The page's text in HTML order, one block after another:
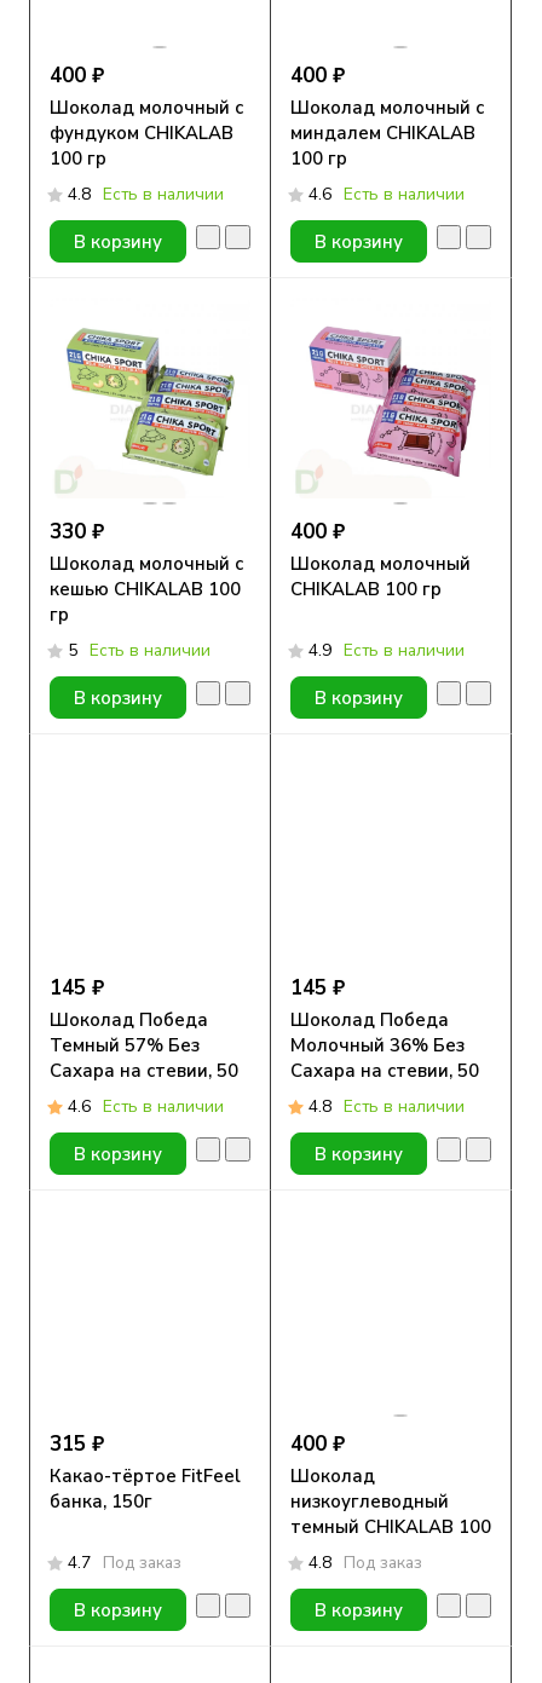
400 ₽
Шоколад молочный с
фундуком CHIKALAB
100 гр
4.8 Есть в наличии
В корзину
400 ₽
Шоколад молочный с
миндалем CHIKALAB
100 гр
4.6 Есть в наличии
В корзину
330 ₽
Шоколад молочный с
кешью CHIKALAB 100
гр
5 Есть в наличии
В корзину
400 ₽
Шоколад молочный
CHIKALAB 100 гр
4.9 Есть в наличии
В корзину
145 ₽
Шоколад Победа
Темный 57% Без
Сахара на стевии, 50
гр 4.6 Есть в наличии
В корзину
145 ₽
Шоколад Победа
Молочный 36% Без
Сахара на стевии, 50
гр 4.8 Есть в наличии
В корзину
315 ₽
Какао-тёртое FitFeel
банка, 150г
4.7 Под заказ
В корзину
400 ₽
Шоколад
низкоуглеводный
темный CHIKALAB 100
гр 4.8 Под заказ
В корзину